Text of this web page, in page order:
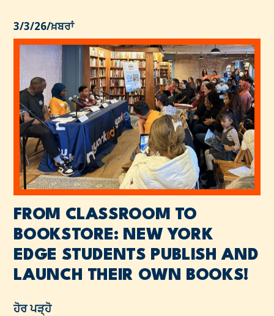
3/3/26/ਖ਼ਬਰਾਂ
FROM CLASSROOM TO
BOOKSTORE: NEW YORK
EDGE STUDENTS PUBLISH AND
LAUNCH THEIR OWN BOOKS!
ਹੋਰ ਪੜ੍ਹੋ